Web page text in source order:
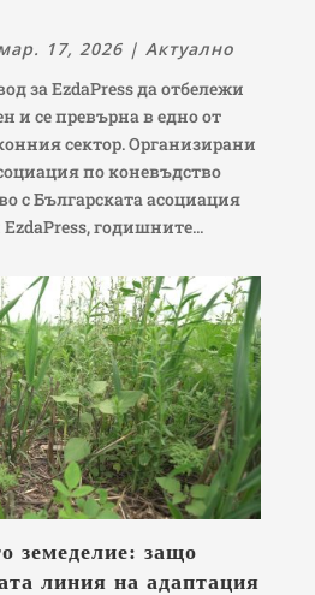
17, 2026| Актуално
за EzdaPress да отбележи
и се превърна в едно от
сектор. Организирани
по коневъдство
с Българската асоциация
годишните...
земеделие: защо
линия на адаптация